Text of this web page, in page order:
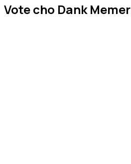
Vote cho Dank Memer